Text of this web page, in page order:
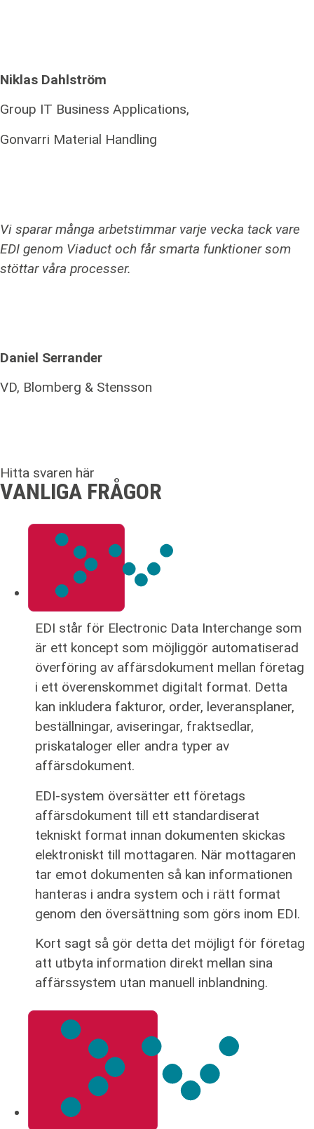
Niklas Dahlström
Group IT Business Applications,
Gonvarri Material Handling
Vi sparar många arbetstimmar varje vecka tack vare
EDI genom Viaduct och får smarta funktioner som
stöttar våra processer.
Daniel Serrander
VD, Blomberg & Stensson
Hitta svaren här
VANLIGA FRÅGOR
EDI står för Electronic Data Interchange som
är ett koncept som möjliggör automatiserad
överföring av affärsdokument mellan företag
i ett överenskommet digitalt format. Detta
kan inkludera fakturor, order, leveransplaner,
beställningar, aviseringar, fraktsedlar,
priskataloger eller andra typer av
affärsdokument.
EDI-system översätter ett företags
affärsdokument till ett standardiserat
tekniskt format innan dokumenten skickas
elektroniskt till mottagaren. När mottagaren
tar emot dokumenten så kan informationen
hanteras i andra system och i rätt format
genom den översättning som görs inom EDI.
Kort sagt så gör detta det möjligt för företag
att utbyta information direkt mellan sina
affärssystem utan manuell inblandning.